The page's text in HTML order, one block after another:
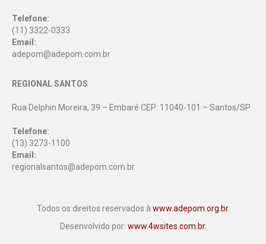
Telefone:
(11) 3322-0333
Email:
adepom@adepom.com.br
REGIONAL SANTOS
Rua Delphin Moreira, 39 – Embaré CEP: 11040-101 – Santos/SP
Telefone:
(13) 3273-1100
Email:
regionalsantos@adepom.com.br
Todos os direitos reservados à www.adepom.org.br.
Desenvolvido por: www.4wsites.com.br.